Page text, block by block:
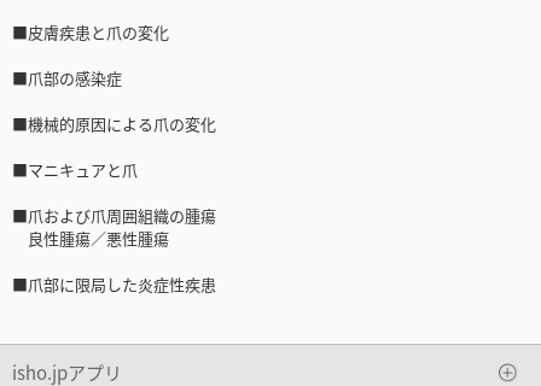
■皮膚疾患と爪の変化
■爪部の感染症
■機械的原因による爪の変化
■マニキュアと爪
■爪および爪周囲組織の腫瘍
良性腫瘍／悪性腫瘍
■爪部に限局した炎症性疾患
isho.jpアプリ